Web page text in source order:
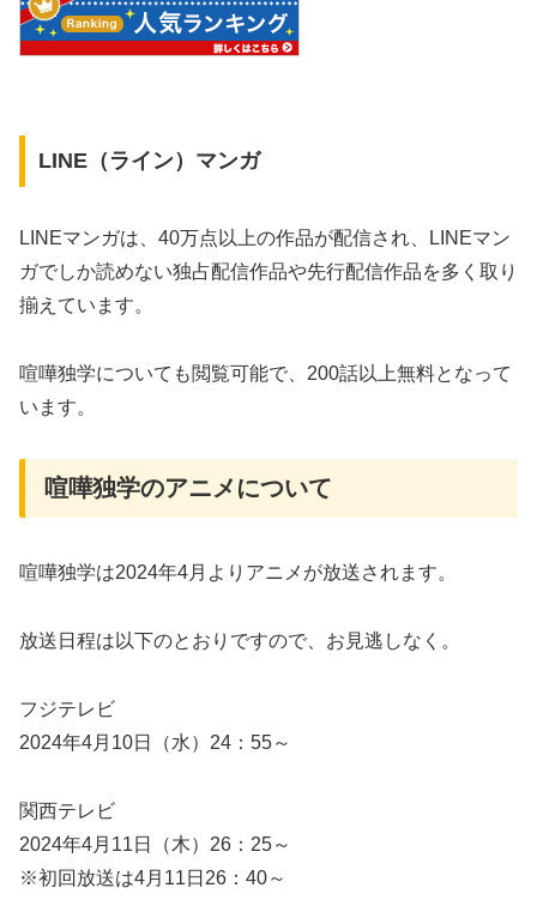
LINE（ライン）マンガ
LINEマンガは、40万点以上の作品が配信され、LINEマン
ガでしか読めない独占配信作品や先行配信作品を多く取り
揃えています。
喧嘩独学についても閲覧可能で、200話以上無料となって
います。
喧嘩独学のアニメについて
喧嘩独学は2024年4月よりアニメが放送されます。
放送日程は以下のとおりですので、お見逃しなく。
フジテレビ
2024年4月10日（水）24：55～
関西テレビ
2024年4月11日（木）26：25～
※初回放送は4月11日26：40～